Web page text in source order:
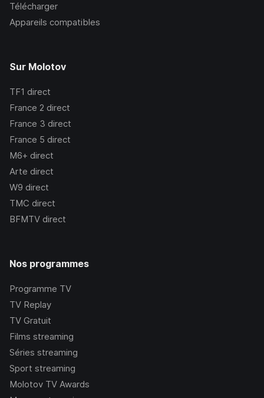
Télécharger
Appareils compatibles
Sur Molotov
TF1 direct
France 2 direct
France 3 direct
France 5 direct
M6+ direct
Arte direct
W9 direct
TMC direct
BFMTV direct
Nos programmes
Programme TV
TV Replay
TV Gratuit
Films streaming
Séries streaming
Sport streaming
Molotov TV Awards